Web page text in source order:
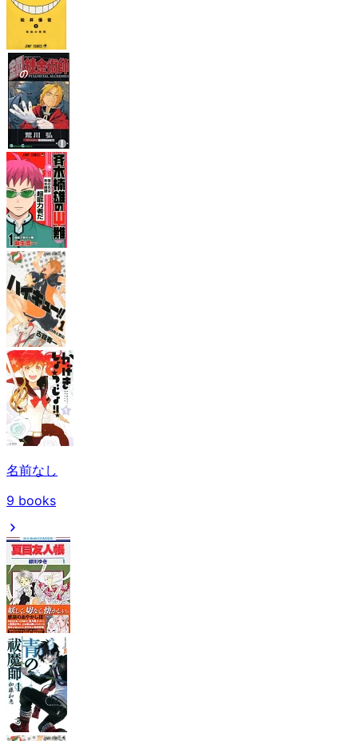
名前なし
9 books